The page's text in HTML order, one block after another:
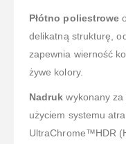
Płótno poliestrowe
delikatną strukturę,
zapewnia wierność
żywe kolory.
Nadruk wykonany za
użyciem systemu
UltraChrome™HDR